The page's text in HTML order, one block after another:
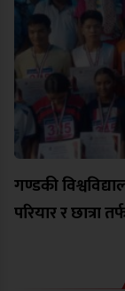
गण्डकी
परियार र छात्रा